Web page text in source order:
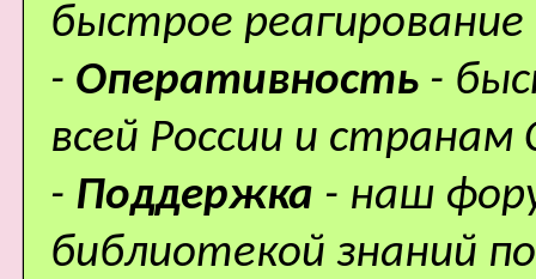
быстрое
- Оперативность -
всей России и странам
- Поддержка - наш
библиотекой знаний